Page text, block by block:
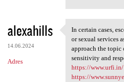
alexahills
14.06.2024
Adres
In certain
In certain cases,
or sexual services
approach the topic
sensitivity and
https://www.urfi.in/
https://